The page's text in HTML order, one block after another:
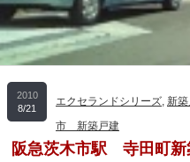
2010
8/21
エクセランドシリーズ 新
市 新築戸建
阪急茨木市駅 寺田町新